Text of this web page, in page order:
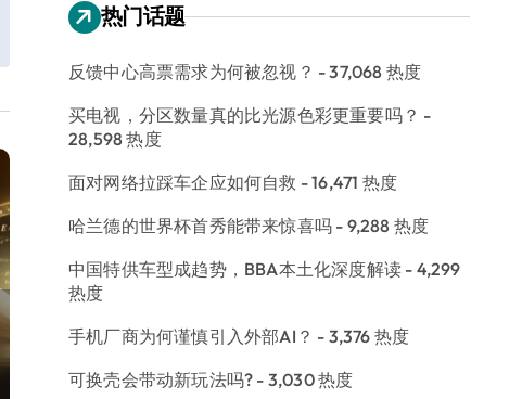
热门话题
反馈中心高票需求为何被忽视？ - 37,068 热度
买电视，分区数量真的比光源色彩更重要吗？ -
28,598 热度
面对网络拉踩车企应如何自救 - 16,471 热度
哈兰德的世界杯首秀能带来惊喜吗 - 9,288 热度
中国特供车型成趋势，BBA本土化深度解读 - 4,299
热度
手机厂商为何谨慎引入外部AI？ - 3,376 热度
可换壳会带动新玩法吗? - 3,030 热度